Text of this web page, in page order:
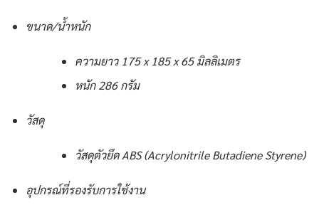
ขนาด/น้ำหนัก
ความยาว 175 x 185 x 65 มิลลิเมตร
หนัก 286 กรัม
วัสดุ
วัสดุตัวยึด ABS (Acrylonitrile Butadiene Styrene)
อุปกรณ์ที่รองรับการใช้งาน